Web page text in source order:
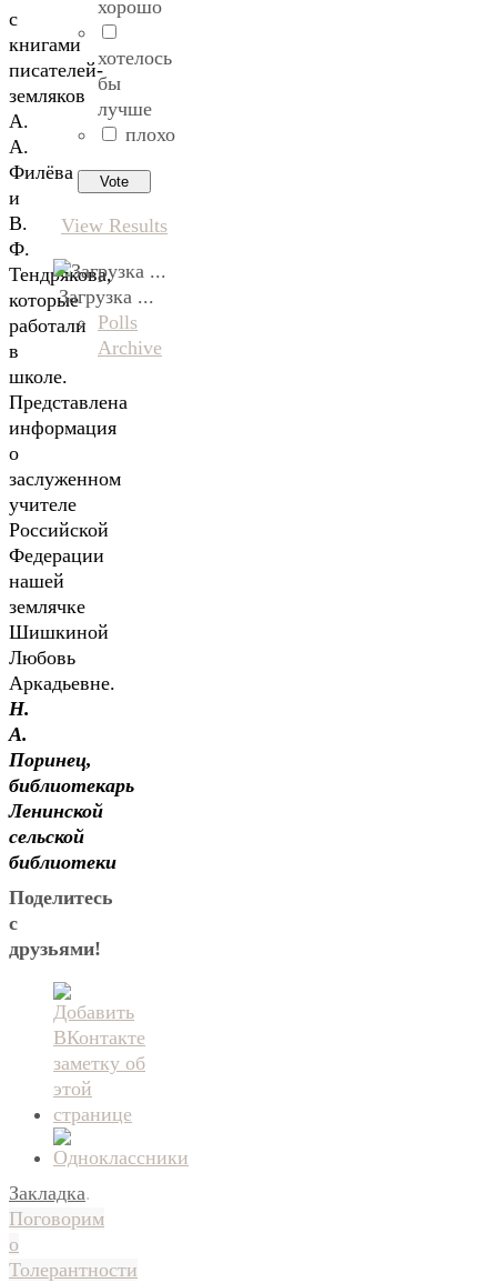
с
книгами
писателей-
земляков
А.
А.
Филёва
и
В.
Ф.
Тендрякова,
которые
работали
в
школе.
Представлена
информация
о
заслуженном
учителе
Российской
Федерации
нашей
землячке
Шишкиной
Любовь
Аркадьевне.
Н.
А.
Поринец,
библиотекарь
Ленинской
сельской
библиотеки
Поделитесь
с
друзьями!
Закладка.
Поговорим
о
Толерантности
хорошо
хотелось
бы
лучше
плохо
View Results
Загрузка ...
Polls
Archive